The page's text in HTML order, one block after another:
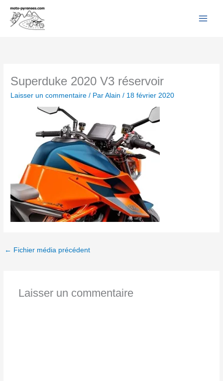
contenu
Superduke 2020 V3 réservoir
Laisser un commentaire / ParAlain/ 18 février 2020
← Fichier média précédent
Laisser un commentaire